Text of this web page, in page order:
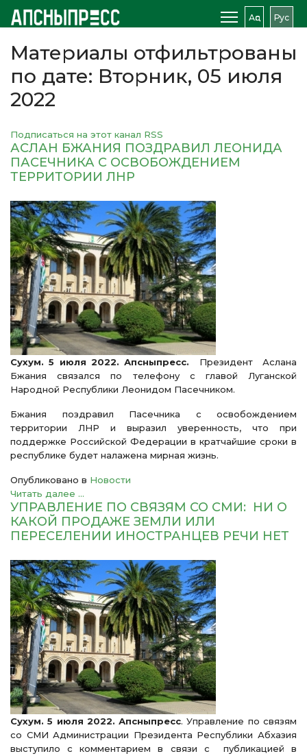
Аԥс Рус
Материалы отфильтрованы
по дате: Вторник, 05 июля
2022
Подписаться на этот канал RSS
АСЛАН БЖАНИЯ ПОЗДРАВИЛ ЛЕОНИДА
ПАСЕЧНИКА С ОСВОБОЖДЕНИЕМ
ТЕРРИТОРИИ ЛНР
Сухум. 5 июля 2022. Апсныпресс.
Президент Аслана
Бжания связался по телефону с главой Луганской
Народной Республики Леонидом Пасечником.
Бжания поздравил Пасечника с освобождением
территории ЛНР и выразил уверенность, что при
поддержке Российской Федерации в кратчайшие сроки в
республике будет налажена мирная жизнь.
Опубликовано в Новости
Читать далее ...
УПРАВЛЕНИЕ ПО СВЯЗЯМ СО СМИ: НИ О
КАКОЙ ПРОДАЖЕ ЗЕМЛИ ИЛИ
ПЕРЕСЕЛЕНИИ ИНОСТРАНЦЕВ РЕЧИ НЕТ
Сухум. 5 июля 2022. Апсныпресс. Управление по связям
со СМИ Администрации Президента Республики Абхазия
выступило с комментарием в связи с публикацией в